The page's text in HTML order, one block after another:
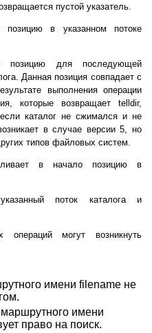
пустой указатель.
в указанном потоке
позицию для последующей
Данная позиция совпадает с
выполнения операции
которые возвращает telldir,
каталог не сжимался и не
в случае версии 5, но
типов файловых систем.
в начало позицию в
поток каталога и
операций могут возникнуть
имени filename не
имени
право на поиск.